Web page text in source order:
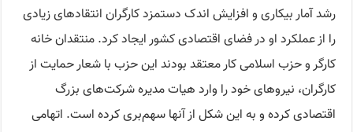
رشد آمار بیکاری و افزایش اندک دستمزد کارگران انتقادهای زیادی
را از عملکرد او در فضای اقتصادی کشور ایجاد کرد. منتقدان خانه
کارگر و حزب اسلامی کار معتقد بودند این حزب با شعار حمایت از
کارگران، نیروهای خود را وارد هیات مدیره شرکت‌های بزرگ
اقتصادی کرده و به این شکل از آنها سهم‌بری کرده است. اتهامی